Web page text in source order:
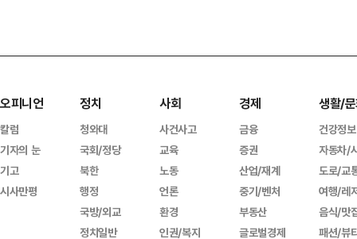
오피니언
칼럼
기자의 눈
기고
시사만평
정치
청와대
국회/정당
북한
행정
국방/외교
정치일반
사회
사건사고
교육
노동
언론
환경
인권/복지
경제
금융
증권
산업/재계
중기/벤처
부동산
글로벌경제
생활/
건강정보
자동차/
도로/교
여행/레
음식/맛
패션/뷰